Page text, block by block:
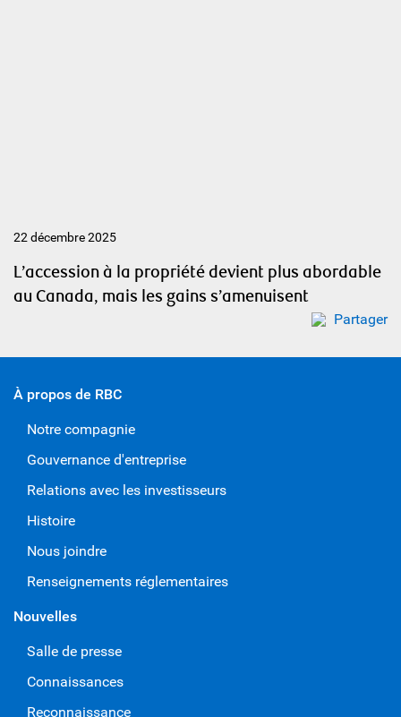
22 décembre 2025
L’accession à la propriété devient plus abordable
au Canada, mais les gains s’amenuisent
Partager
À propos de RBC
Notre compagnie
Gouvernance d'entreprise
Relations avec les investisseurs
Histoire
Nous joindre
Renseignements réglementaires
Nouvelles
Salle de presse
Connaissances
Reconnaissance